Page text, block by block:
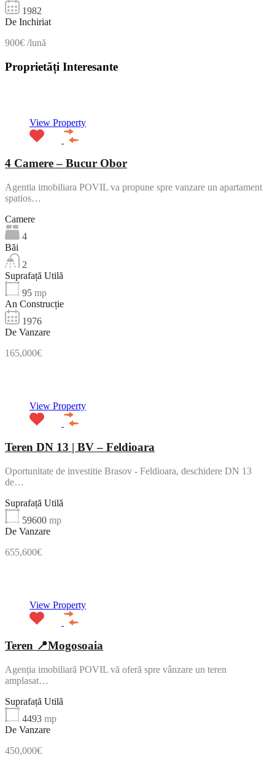
1982
De Inchiriat
900€ /lună
Proprietăți Interesante
View Property
4 Camere – Bucur Obor
Agentia imobiliara POVIL va propune spre vanzare un apartament
spatios…
Camere
4
Băi
2
Suprafață Utilă
95 mp
An Construcție
1976
De Vanzare
165,000€
View Property
Teren DN 13 | BV – Feldioara
Oportunitate de investitie Brasov - Feldioara, deschidere DN 13
de…
Suprafață Utilă
59600 mp
De Vanzare
655,600€
View Property
Teren 📍Mogosoaia
Agenția imobiliară POVIL vă oferă spre vânzare un teren
amplasat…
Suprafață Utilă
4493 mp
De Vanzare
450,000€